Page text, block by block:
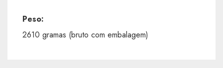
Peso:
2610 gramas (bruto com embalagem)